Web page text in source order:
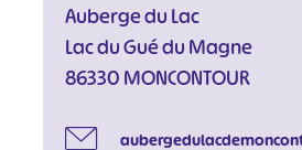
Auberge du Lac
Lac du Gué du Magne
86330 MONCONTOUR